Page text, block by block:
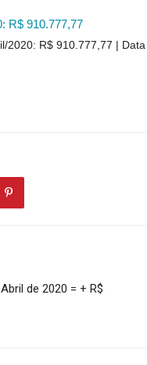
R$ 910.777,77
2020: R$ 910.777,77
de 2020 = + R$